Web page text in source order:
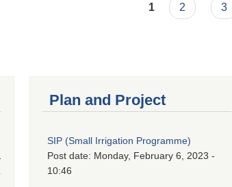
1 2 3
Plan and Project
SIP (Small Irrigation Programme)
Post date: Monday, February 6, 2023 -
10:46